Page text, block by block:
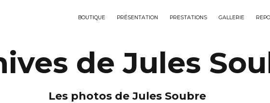
BOUTIQUE PRÉSENTATION PRESTATIONS GALLERIE
de Jules
Les photos de Jules Soubre